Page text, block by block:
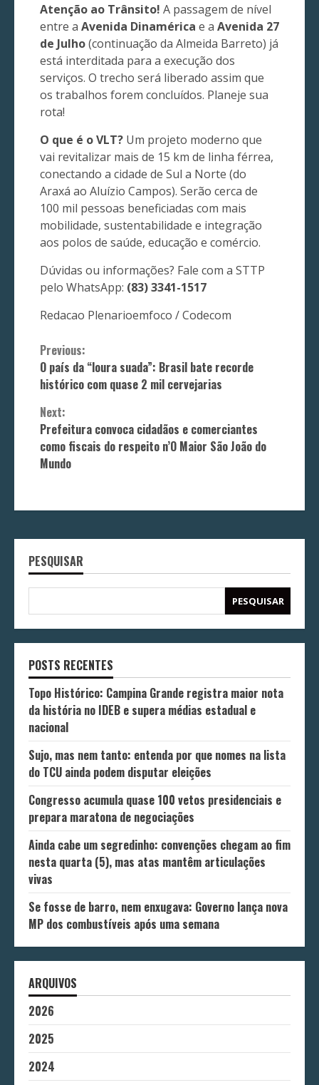
Atenção ao Trânsito! A passagem de nível
entre a Avenida Dinamérica e a Avenida 27
de Julho(continuação da Almeida Barreto) já
está interditada para a execução dos
serviços. O trecho será liberado assim que
os trabalhos forem concluídos. Planeje sua
rota!
O que é o VLT? Um projeto moderno que
vai revitalizar mais de 15 km de linha férrea,
conectando a cidade de Sul a Norte (do
Araxá ao Aluízio Campos). Serão cerca de
100 mil pessoas beneficiadas com mais
mobilidade, sustentabilidade e integração
aos polos de saúde, educação e comércio.
Dúvidas ou informações? Fale com a STTP
pelo WhatsApp: (83) 3341-1517
Redacao Plenarioemfoco / Codecom
Continue
Reading
Previous:
O país da “loura suada”: Brasil bate recorde
histórico com quase 2 mil cervejarias
Next:
Prefeitura convoca cidadãos e comerciantes
como fiscais do respeito n’O Maior São João do
Mundo
PESQUISAR
PESQUISAR
POSTS RECENTES
Topo Histórico: Campina Grande registra maior nota
da história no IDEB e supera médias estadual e
nacional
Sujo, mas nem tanto: entenda por que nomes na lista
do TCU ainda podem disputar eleições
Congresso acumula quase 100 vetos presidenciais e
prepara maratona de negociações
Ainda cabe um segredinho: convenções chegam ao fim
nesta quarta (5), mas atas mantêm articulações
vivas
Se fosse de barro, nem enxugava: Governo lança nova
MP dos combustíveis após uma semana
ARQUIVOS
2026
2025
2024